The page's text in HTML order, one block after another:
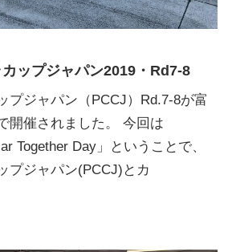
ップジャパン2019・Rd7-8
プジャパン（PCCJ）Rd.7-8が富
開催されました。 今回は
Together Day」ということで、
プジャパン(PCCJ)とカ